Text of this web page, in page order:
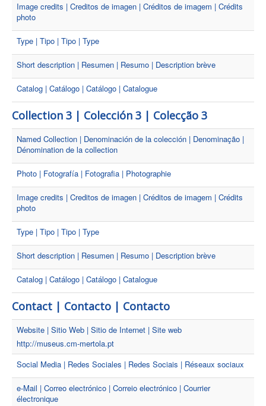
Image credits | Creditos de imagen | Créditos de imagem | Crédits
photo
Type | Tipo | Tipo | Type
Short description | Resumen | Resumo | Description brève
Catalog | Catálogo | Catálogo | Catalogue
Collection 3 | Colección 3 | Colecção 3
Named Collection | Denominación de la colección | Denominação |
Dénomination de la collection
Photo | Fotografía | Fotografia | Photographie
Image credits | Creditos de imagen | Créditos de imagem | Crédits
photo
Type | Tipo | Tipo | Type
Short description | Resumen | Resumo | Description brève
Catalog | Catálogo | Catálogo | Catalogue
Contact | Contacto | Contacto
Website | Sitio Web | Sitio de Internet | Site web
http://museus.cm-mertola.pt
Social Media | Redes Sociales | Redes Sociais | Réseaux sociaux
e-Mail | Correo electrónico | Correio electrónico | Courrier
électronique